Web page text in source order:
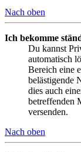
Nach oben
Ich bekomme
Du kannst
automatisch
Bereich eine
belästigende
dies auch
betreffenden
versenden.
Nach oben